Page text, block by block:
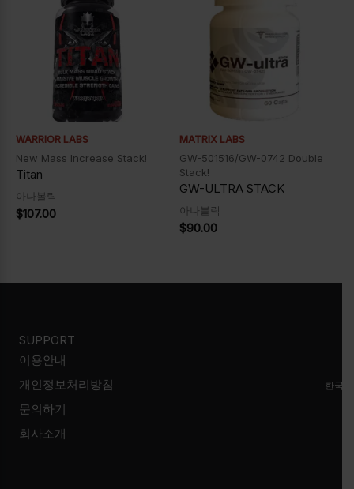
WARRIOR LABS
New Mass Increase Stack!
Titan
아나볼릭
$107.00
MATRIX LABS
GW-501516/GW-0742 Double
Stack!
GW-ULTRA STACK
아나볼릭
$90.00
SUPPORT
이용안내
개인정보처리방침
문의하기
회사소개
한국